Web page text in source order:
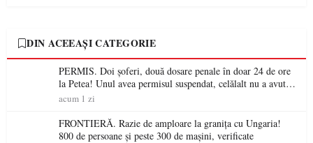
DIN ACEEAȘI CATEGORIE
PERMIS. Doi șoferi, două dosare penale în doar 24 de ore
la Petea! Unul avea permisul suspendat, celălalt nu a avut
niciodată permis
acum 1 zi
FRONTIERĂ. Razie de amploare la granița cu Ungaria!
800 de persoane și peste 300 de mașini, verificate